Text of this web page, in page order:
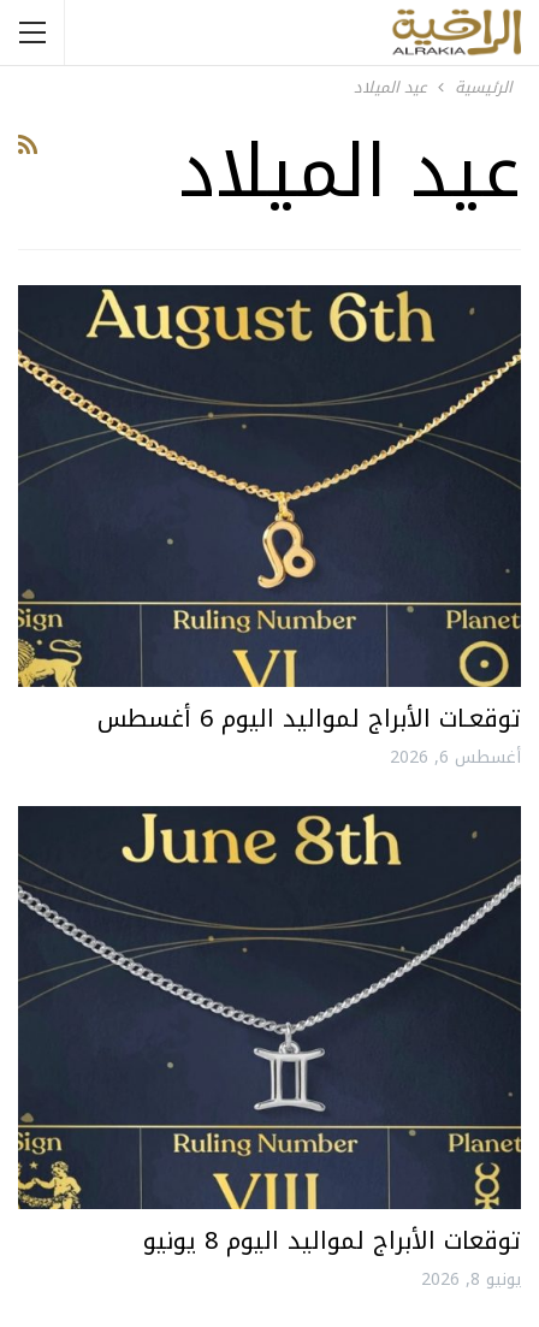
الرئيسية عيد الميلاد
عيد الميلاد
توقعـات الأبراج لمواليد اليوم 6 أغسطس
أغسطس 6, 2026
توقعات الأبراج لمواليد اليوم 8 يونيو
يونيو 8, 2026